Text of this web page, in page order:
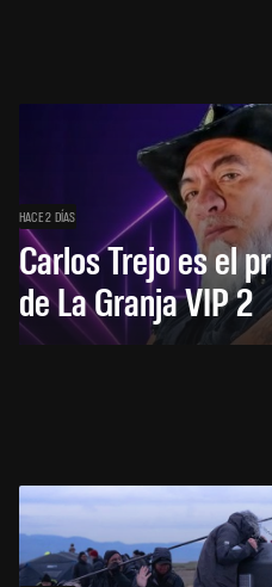
HACE 2 DÍAS
Carlos Trejo es el
de La Granja VIP 2